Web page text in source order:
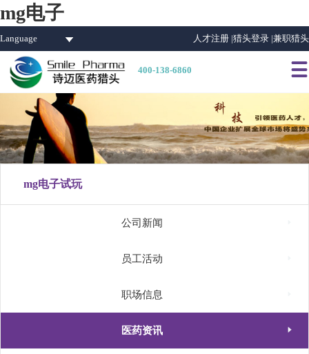
mg电子
Language 人才注册 |猎头登录 |兼职猎头
400-138-6860 
mg电子试玩
公司新闻
员工活动
职场信息
医药资讯 